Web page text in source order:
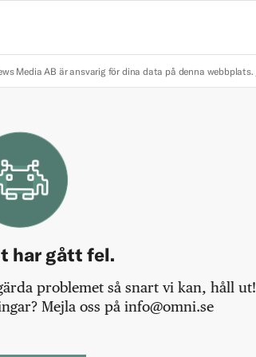
Media AB är ansvarig för dina data på denna webbplats.
har gått fel.
problemet så snart vi kan, håll ut!
Mejla oss på info@omni.se